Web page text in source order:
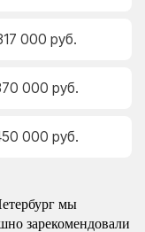
000 руб.
000 руб.
000 руб.
мы
зарекомендовали